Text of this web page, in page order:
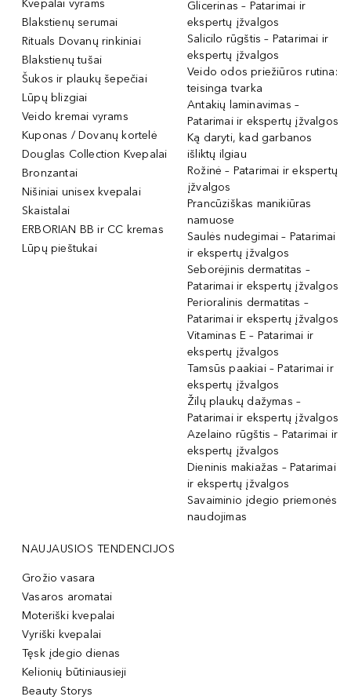
Kvepalai vyrams
Blakstienų serumai
Rituals Dovanų rinkiniai
Blakstienų tušai
Šukos ir plaukų šepečiai
Lūpų blizgiai
Veido kremai vyrams
Kuponas / Dovanų kortelė
Douglas Collection Kvepalai
Bronzantai
Nišiniai unisex kvepalai
Skaistalai
ERBORIAN BB ir CC kremas
Lūpų pieštukai
Glicerinas – Patarimai ir
ekspertų įžvalgos
Salicilo rūgštis – Patarimai ir
ekspertų įžvalgos
Veido odos priežiūros rutina:
teisinga tvarka
Antakių laminavimas –
Patarimai ir ekspertų įžvalgos
Ką daryti, kad garbanos
išliktų ilgiau
Rožinė – Patarimai ir ekspertų
įžvalgos
Prancūziškas manikiūras
namuose
Saulės nudegimai – Patarimai
ir ekspertų įžvalgos
Seborėjinis dermatitas –
Patarimai ir ekspertų įžvalgos
Perioralinis dermatitas –
Patarimai ir ekspertų įžvalgos
Vitaminas E – Patarimai ir
ekspertų įžvalgos
Tamsūs paakiai – Patarimai ir
ekspertų įžvalgos
Žilų plaukų dažymas –
Patarimai ir ekspertų įžvalgos
Azelaino rūgštis – Patarimai ir
ekspertų įžvalgos
Dieninis makiažas – Patarimai
ir ekspertų įžvalgos
Savaiminio įdegio priemonės
naudojimas
NAUJAUSIOS TENDENCIJOS
Grožio vasara
Vasaros aromatai
Moteriški kvepalai
Vyriški kvepalai
Tęsk įdegio dienas
Kelionių būtiniausieji
Beauty Storys